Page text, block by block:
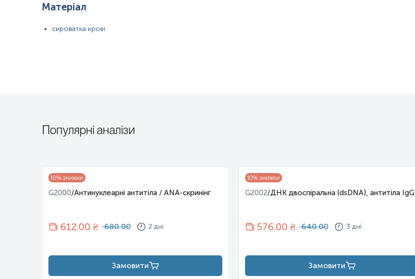
Матеріал
сироватка крові
Популярні аналізи
10% знижки
G2000/Антинуклеарні антитіла / ANA-скринінг
612.00 ₴ 680.00 2 дні
Замовити
10% знижки
G2002/ДНК двоспіральна (dsDNA), антитіла IgG
576.00 ₴ 640.00 3 дні
Замовити